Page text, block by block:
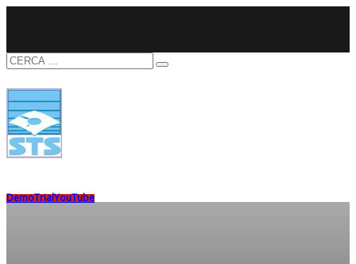
DemoTrialYouTube